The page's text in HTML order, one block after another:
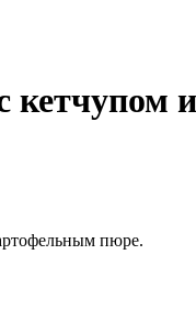
кетчупом
пюре.